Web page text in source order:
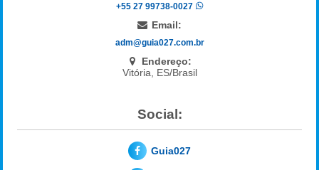
+55 27 99738-0027
Email:
adm@guia027.com.br
Endereço:
Vitória, ES/Brasil
Social:
Guia027